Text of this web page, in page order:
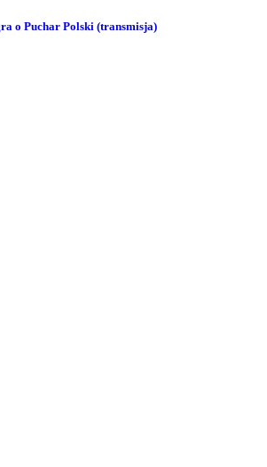
o Puchar Polski (transmisja)